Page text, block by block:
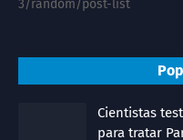
3/random/post-list
Cientistas
para tratar